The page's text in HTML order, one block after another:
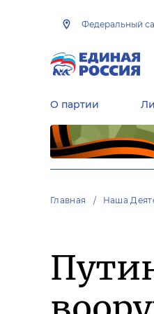
Федеральный
О партии
Главная Наша